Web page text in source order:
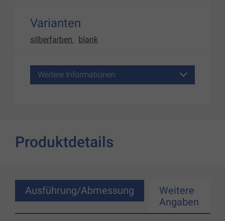
Varianten
silberfarben blank
Weitere Informationen
Produktdetails
Ausführung/Abmessung
Weitere
Angaben